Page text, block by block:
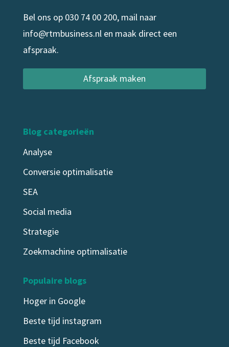
Bel ons op 030 74 00 200, mail naar
info@rtmbusiness.nlen maak direct een
afspraak.
Afspraak maken
Blog categorieën
Analyse
Conversie optimalisatie
SEA
Social media
Strategie
Zoekmachine optimalisatie
Populaire blogs
Hoger in Google
Beste tijd instagram
Beste tijd Facebook